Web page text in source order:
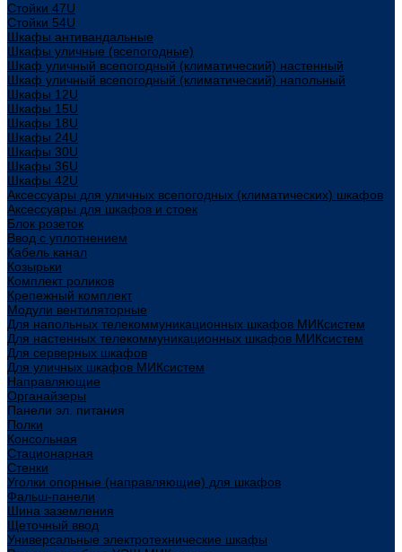
Стойки 47U
Стойки 54U
Шкафы антивандальные
Шкафы уличные (всепогодные)
Шкаф уличный всепогодный (климатический) настенный
Шкаф уличный всепогодный (климатический) напольный
Шкафы 12U
Шкафы 15U
Шкафы 18U
Шкафы 24U
Шкафы 30U
Шкафы 36U
Шкафы 42U
Аксессуары для уличных всепогодных (климатических) шкафов
Аксессуары для шкафов и стоек
Блок розеток
Ввод с уплотнением
Кабель канал
Козырьки
Комплект роликов
Крепежный комплект
Модули вентиляторные
Для напольных телекоммуникационных шкафов МИКсистем
Для настенных телекоммуникационных шкафов МИКсистем
Для серверных шкафов
Для уличных шкафов МИКсистем
Направляющие
Органайзеры
Панели эл. питания
Полки
Консольная
Стационарная
Стенки
Уголки опорные (направляющие) для шкафов
Фальш-панели
Шина заземления
Щеточный ввод
Универсальные электротехнические шкафы